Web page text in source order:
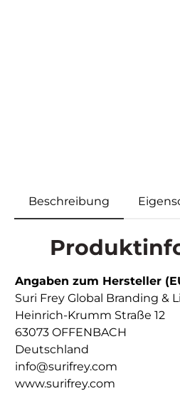
Beschreibung
Angaben zum Hersteller
Suri Frey Global Branding &
Heinrich-Krumm Straße 12
63073 OFFENBACH
Deutschland
info@surifrey.com
www.surifrey.com